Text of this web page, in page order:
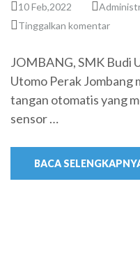
10 Feb,2022
Tinggalkan komentar
JOMBANG, SMK Budi
Utomo Perak Jombang
tangan otomatis yang
sensor …
BACA